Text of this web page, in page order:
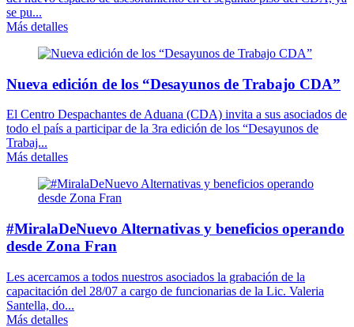
se pu...
Más detalles
Nueva edición de los “Desayunos de Trabajo CDA”
El Centro Despachantes de Aduana (CDA) invita a sus asociados de
todo el país a participar de la 3ra edición de los “Desayunos de
Trabaj...
Más detalles
#MiralaDeNuevo Alternativas y beneficios operando
desde Zona Fran
Les acercamos a todos nuestros asociados la grabación de la
capacitación del 28/07 a cargo de funcionarias de la Lic. Valeria
Santella, do...
Más detalles